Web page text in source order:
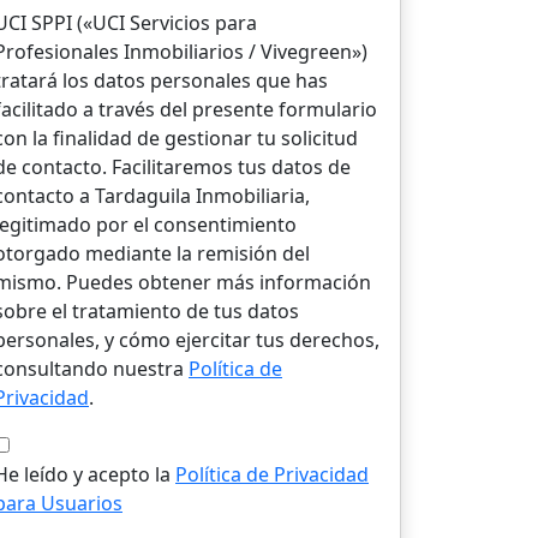
SPPI («UCI Servicios para
Inmobiliarios / Vivegreen»)
los datos personales que has
a través del presente formulario
la finalidad de gestionar tu solicitud
contacto. Facilitaremos tus datos de
a Tardaguila Inmobiliaria,
por el consentimiento
mediante la remisión del
Puedes obtener más información
el tratamiento de tus datos
y cómo ejercitar tus derechos,
nuestra Política de
.
leído y acepto la Política de Privacidad
Usuarios